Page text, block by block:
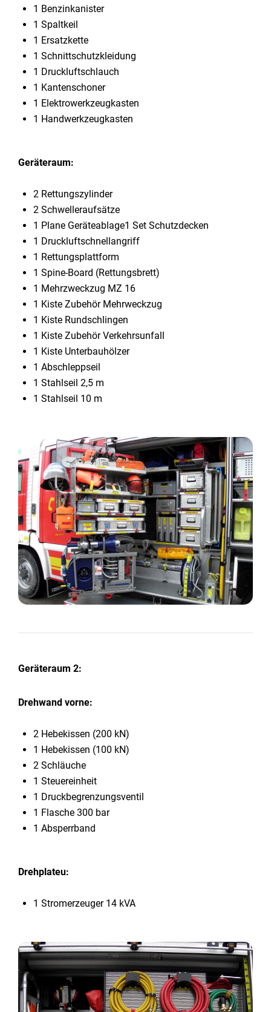
1 Benzinkanister
1 Spaltkeil
1 Ersatzkette
1 Schnittschutzkleidung
1 Druckluftschlauch
1 Kantenschoner
1 Elektrowerkzeugkasten
1 Handwerkzeugkasten
Geräteraum:
2 Rettungszylinder
2 Schwelleraufsätze
1 Plane Geräteablage1 Set Schutzdecken
1 Druckluftschnellangriff
1 Rettungsplattform
1 Spine-Board (Rettungsbrett)
1 Mehrzweckzug MZ 16
1 Kiste Zubehör Mehrweckzug
1 Kiste Rundschlingen
1 Kiste Zubehör Verkehrsunfall
1 Kiste Unterbauhölzer
1 Abschleppseil
1 Stahlseil 2,5 m
1 Stahlseil 10 m
Geräteraum 2:
Drehwand vorne:
2 Hebekissen (200 kN)
1 Hebekissen (100 kN)
2 Schläuche
1 Steuereinheit
1 Druckbegrenzungsventil
1 Flasche 300 bar
1 Absperrband
Drehplateu:
1 Stromerzeuger 14 kVA